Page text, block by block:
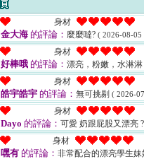
身材
金大海 的評論： 麼麼噠? ( 2026-08-05
身材
好棒哦 的評論： 漂亮，粉嫩，水淋淋
身材
皓宇皓宇 的評論： 無可挑剔 ( 2026-
身材
Dayo 的評論： 可愛 奶跟屁股又漂亮
身材
嘿有 的評論： 非常配合的漂亮學生